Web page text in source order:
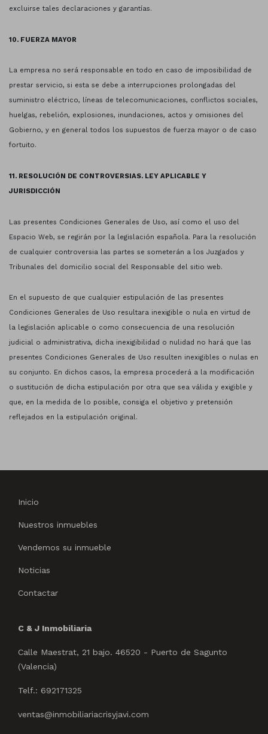
excluirse tales declaraciones y garantías.
10. FUERZA MAYOR
La empresa no será responsable en todo en caso de imposibilidad de
prestar servicio, si esta se debe a interrupciones prolongadas del
suministro eléctrico, líneas de telecomunicaciones, conflictos sociales,
huelgas, rebelión, explosiones, inundaciones, actos y omisiones del
Gobierno, y en general todos los supuestos de fuerza mayor o de caso
fortuito.
11. RESOLUCIÓN DE CONTROVERSIAS. LEY APLICABLE Y
JURISDICCIÓN
Las presentes Condiciones Generales de Uso, así como el uso del
Espacio Web, se regirán por la legislación española. Para la resolución
de cualquier controversia las partes se someterán a los Juzgados y
Tribunales del domicilio social del Responsable del sitio web.
En el supuesto de que cualquier estipulación de las presentes
Condiciones Generales de Uso resultara inexigible o nula en virtud de
la legislación aplicable o como consecuencia de una resolución
judicial o administrativa, dicha inexigibilidad o nulidad no hará que las
presentes Condiciones Generales de Uso resulten inexigibles o nulas en
su conjunto. En dichos casos, la empresa procederá a la modificación
o sustitución de dicha estipulación por otra que sea válida y exigible y
que, en la medida de lo posible, consiga el objetivo y pretensión
reflejados en la estipulación original.
Inicio
Nuestros inmuebles
Vendemos su inmueble
Noticias
Contactar
C & J Inmobiliaria
Calle Maestrat, 21 bajo. 46520 - Puerto de Sagunto
(Valencia)
Telf.: 692171325
ventas@inmobiliariacrisyjavi.com